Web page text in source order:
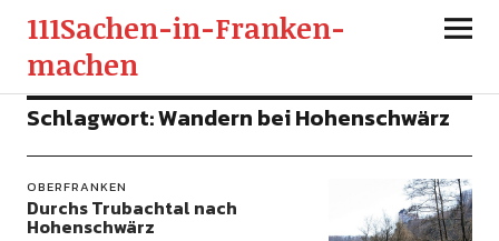
111Sachen-in-Franken-
machen
Schlagwort:Wandern bei Hohenschwärz
OBERFRANKEN
Durchs Trubachtal nach
Hohenschwärz